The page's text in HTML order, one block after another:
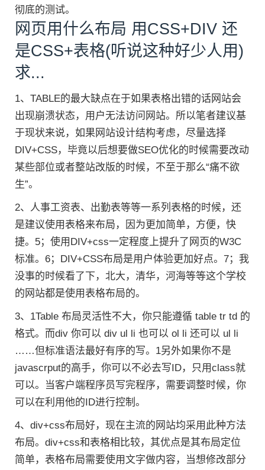
彻底的测试。
网页用什么布局 用CSS+DIV 还
是CSS+表格(听说这种好少人用)
求...
1、TABLE的最大缺点在于如果表格出错的话网站会
出现崩溃状态，用户无法访问网站。所以笔者建议基
于现状来说，如果网站设计结构考虑，尽量选择
DIV+CSS，毕竟以后想要做SEO优化的时候需要改动
某些部位或者整站改版的时候，不至于那么“痛不欲
生”。
2、人事工资表、出勤表等等一系列表格的时候，还
是建议使用表格来布局，因为更加简单，方便，快
捷。5；使用DIV+css一定程度上提升了网页的W3C
标准。6；DIV+CSS布局是用户体验更加好点。7；我
没事的时候看了下，北大，清华，河海等等这个学校
的网站都是使用表格布局的。
3、1Table 布局灵活性不大，你只能遵循 table tr td 的
格式。而div 你可以 div ul li 也可以 ol li 还可以 ul li
……但标准语法最好有序的写。1另外如果你不是
javascrput的高手，你可以不必去写ID，只用class就
可以。当客户端程序员写完程序，需要调整时候，你
可以在利用他的ID进行控制。
4、div+css布局好，现在主流的网站均采用此种方法
布局。div+css和表格相比较，其优点是其布局定位
简单，表格布局需要使用文字做内容，当想修改部分